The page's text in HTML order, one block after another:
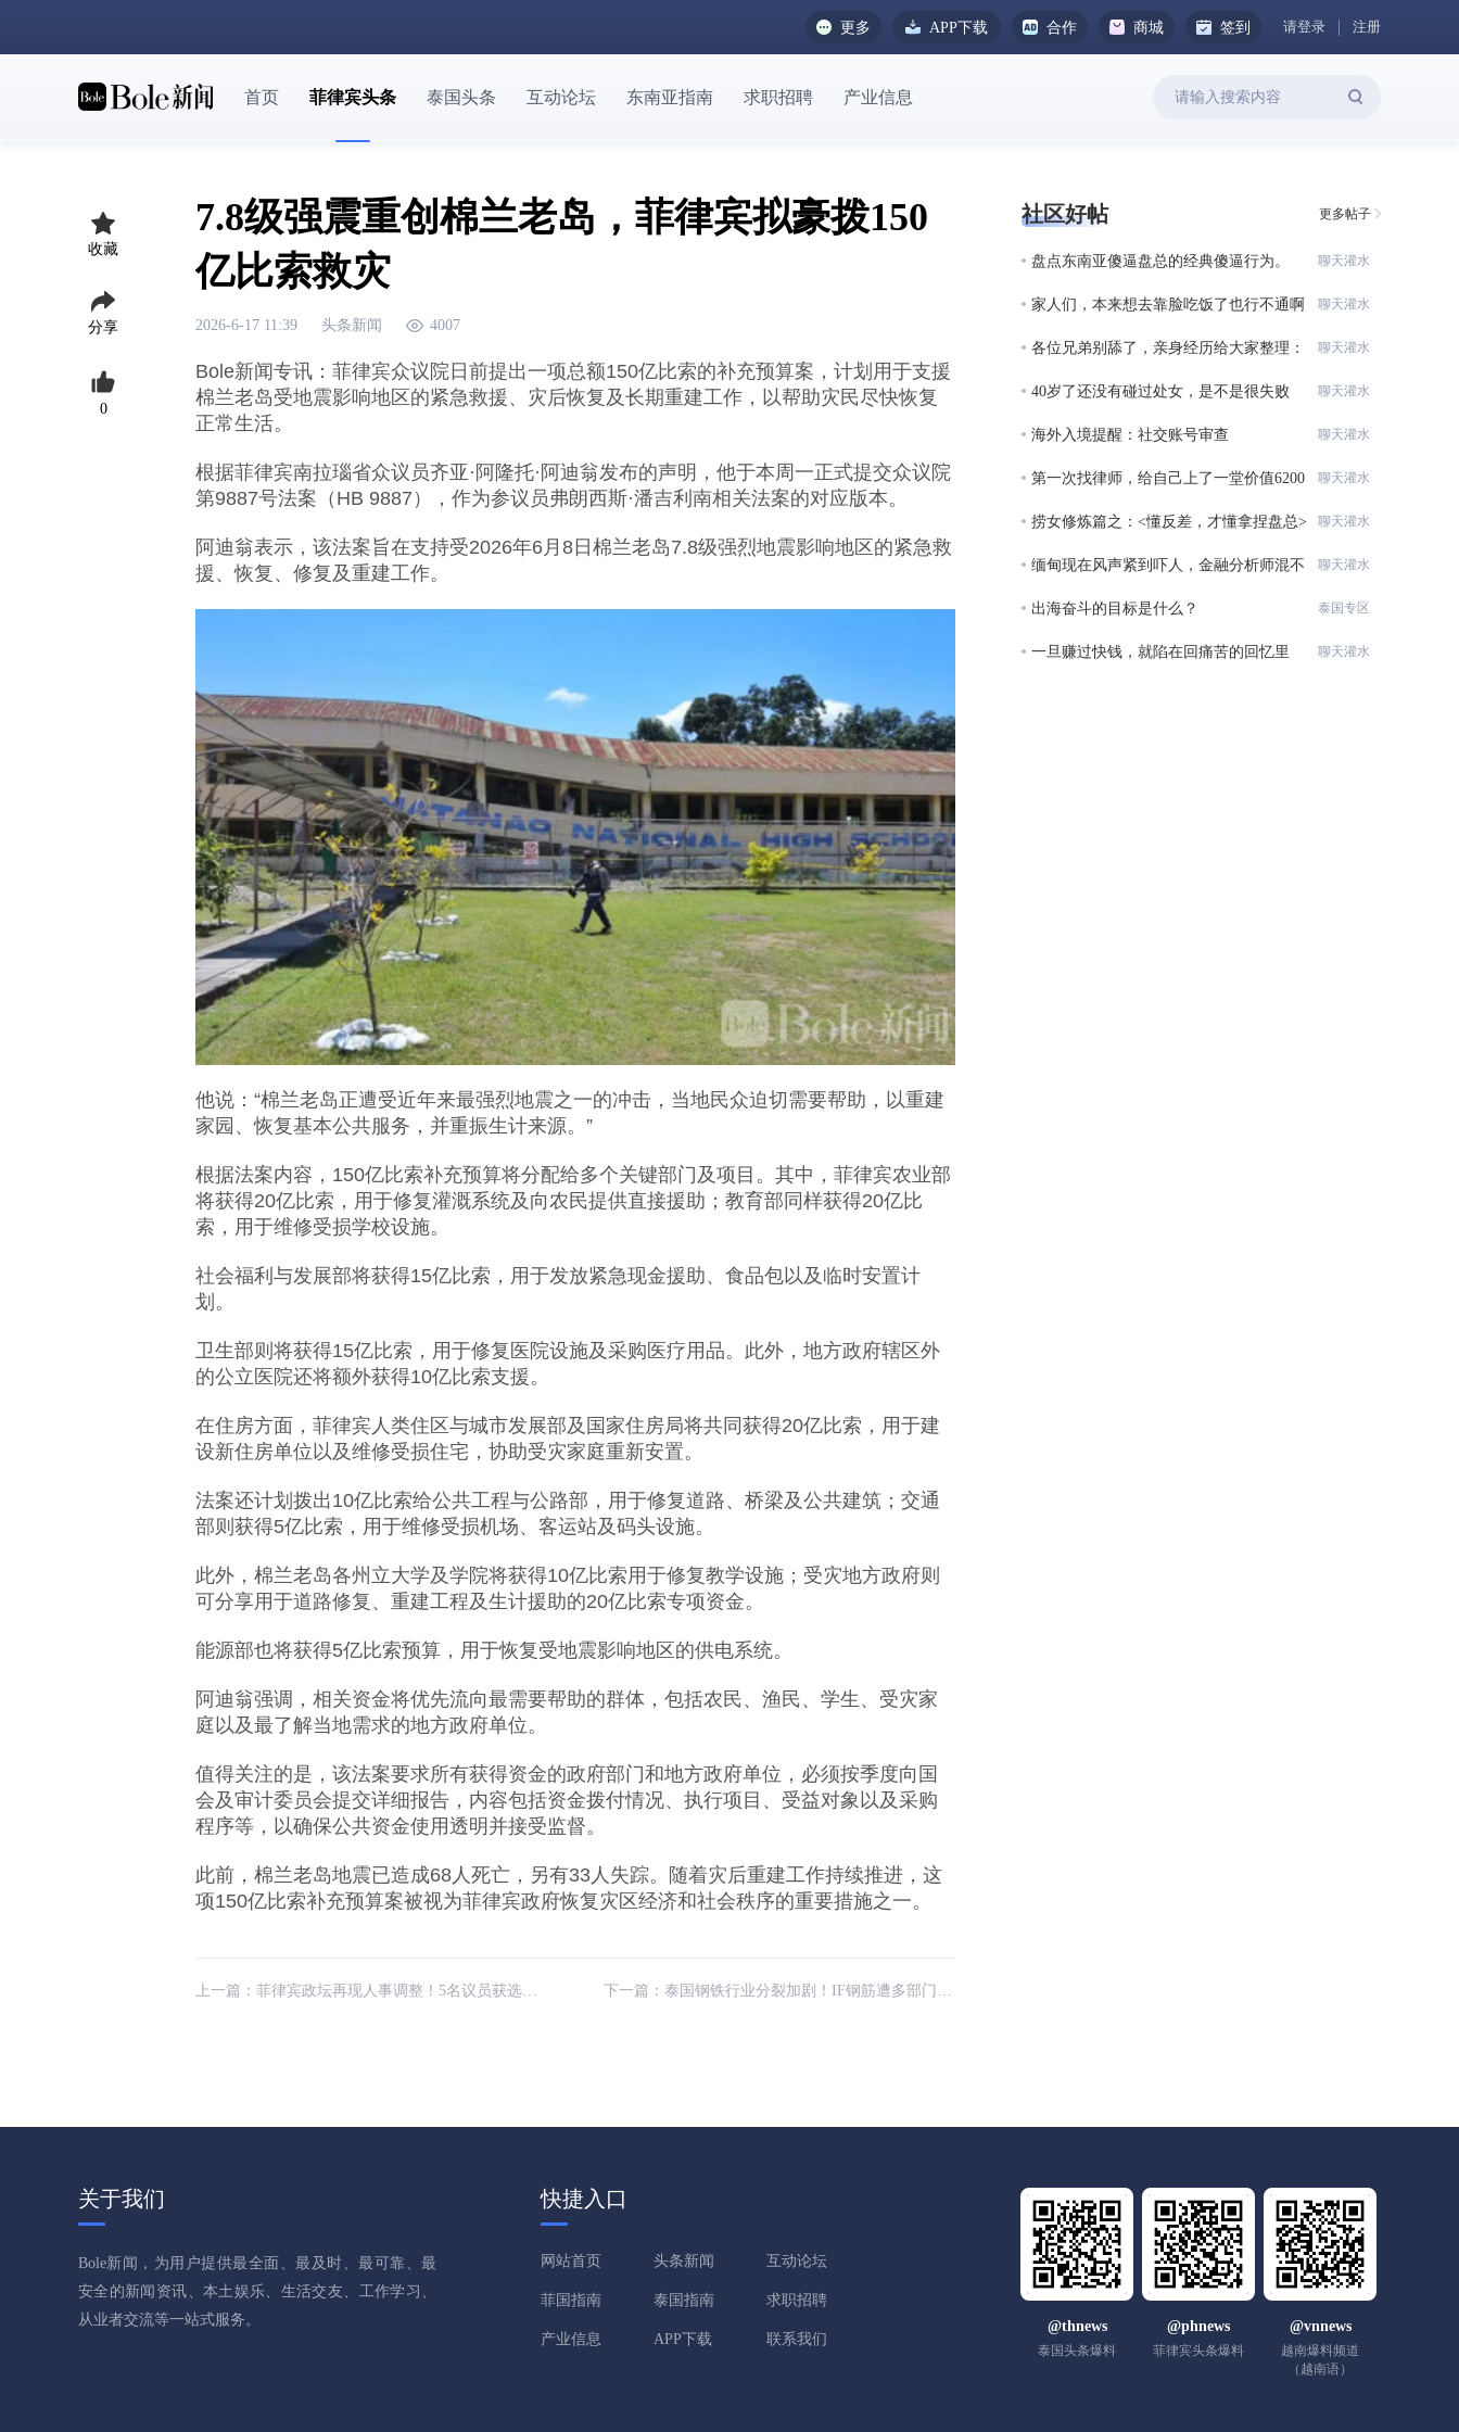
更多 APP下载 合作 商城 签到 请登录 注册
首页 菲律宾头条 泰国头条 互动论坛 东南亚指南 求职招聘 产业信息
收藏
分享
0
7.8级强震重创棉兰老岛，菲律宾拟豪拨150
亿比索救灾
2026-6-17 11:39 头条新闻 4007
Bole新闻专讯：菲律宾众议院日前提出一项总额150亿比索的补充预算案，计划用于支援
棉兰老岛受地震影响地区的紧急救援、灾后恢复及长期重建工作，以帮助灾民尽快恢复
正常生活。
根据菲律宾南拉瑙省众议员齐亚·阿隆托·阿迪翁发布的声明，他于本周一正式提交众议院
第9887号法案（HB 9887），作为参议员弗朗西斯·潘吉利南相关法案的对应版本。
阿迪翁表示，该法案旨在支持受2026年6月8日棉兰老岛7.8级强烈地震影响地区的紧急救
援、恢复、修复及重建工作。
他说：“棉兰老岛正遭受近年来最强烈地震之一的冲击，当地民众迫切需要帮助，以重建
家园、恢复基本公共服务，并重振生计来源。”
根据法案内容，150亿比索补充预算将分配给多个关键部门及项目。其中，菲律宾农业部
将获得20亿比索，用于修复灌溉系统及向农民提供直接援助；教育部同样获得20亿比
索，用于维修受损学校设施。
社会福利与发展部将获得15亿比索，用于发放紧急现金援助、食品包以及临时安置计
划。
卫生部则将获得15亿比索，用于修复医院设施及采购医疗用品。此外，地方政府辖区外
的公立医院还将额外获得10亿比索支援。
在住房方面，菲律宾人类住区与城市发展部及国家住房局将共同获得20亿比索，用于建
设新住房单位以及维修受损住宅，协助受灾家庭重新安置。
法案还计划拨出10亿比索给公共工程与公路部，用于修复道路、桥梁及公共建筑；交通
部则获得5亿比索，用于维修受损机场、客运站及码头设施。
此外，棉兰老岛各州立大学及学院将获得10亿比索用于修复教学设施；受灾地方政府则
可分享用于道路修复、重建工程及生计援助的20亿比索专项资金。
能源部也将获得5亿比索预算，用于恢复受地震影响地区的供电系统。
阿迪翁强调，相关资金将优先流向最需要帮助的群体，包括农民、渔民、学生、受灾家
庭以及最了解当地需求的地方政府单位。
值得关注的是，该法案要求所有获得资金的政府部门和地方政府单位，必须按季度向国
会及审计委员会提交详细报告，内容包括资金拨付情况、执行项目、受益对象以及采购
程序等，以确保公共资金使用透明并接受监督。
此前，棉兰老岛地震已造成68人死亡，另有33人失踪。随着灾后重建工作持续推进，这
项150亿比索补充预算案被视为菲律宾政府恢复灾区经济和社会秩序的重要措施之一。
上一篇： 菲律宾政坛再现人事调整！5名议员获选关键委员会 下一篇： 泰国钢铁行业分裂加剧！IF钢筋遭多部门工程禁用
社区好帖 更多帖子
盘点东南亚傻逼盘总的经典傻逼行为。 聊天灌水
家人们，本来想去靠脸吃饭了也行不通啊 聊天灌水
各位兄弟别舔了，亲身经历给大家整理：
聊天灌水
40岁了还没有碰过处女，是不是很失败
聊天灌水
海外入境提醒：社交账号审查 聊天灌水
第一次找律师，给自己上了一堂价值6200
聊天灌水
捞女修炼篇之：<懂反差，才懂拿捏盘总> 聊天灌水
缅甸现在风声紧到吓人，金融分析师混不
聊天灌水
出海奋斗的目标是什么？ 泰国专区
一旦赚过快钱，就陷在回痛苦的回忆里
聊天灌水
关于我们
Bole新闻，为用户提供最全面、最及时、最可靠、最
安全的新闻资讯、本土娱乐、生活交友、工作学习、
从业者交流等一站式服务。
快捷入口
网站首页 头条新闻 互动论坛
菲国指南 泰国指南 求职招聘
产业信息 APP下载 联系我们
@thnews
泰国头条爆料
@phnews
菲律宾头条爆料
@vnnews
越南爆料频道
（越南语）